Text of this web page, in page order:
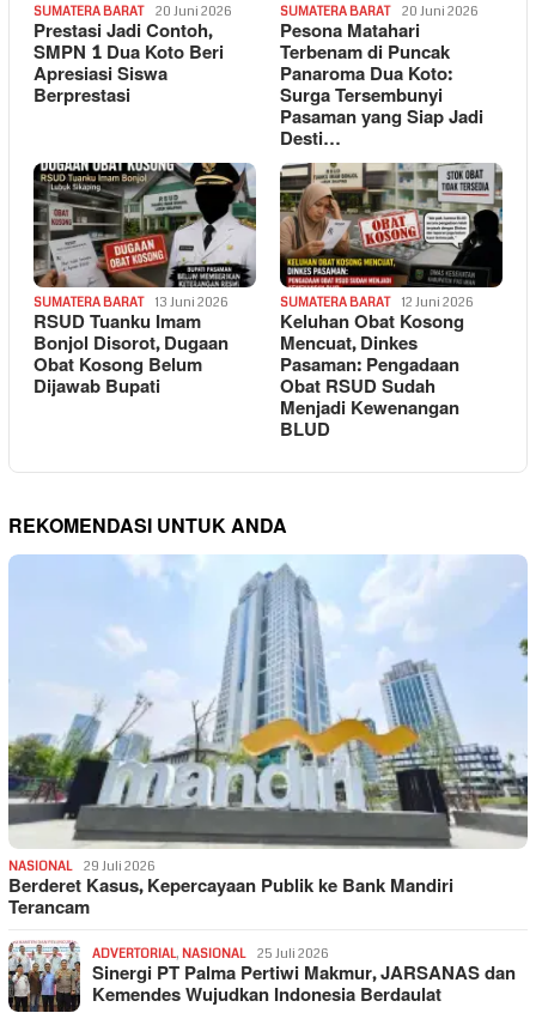
SUMATERA BARAT 20 Juni 2026
Prestasi Jadi Contoh,
SMPN 1 Dua Koto Beri
Apresiasi Siswa
Berprestasi
SUMATERA BARAT 20 Juni 2026
Pesona Matahari
Terbenam di Puncak
Panaroma Dua Koto:
Surga Tersembunyi
Pasaman yang Siap Jadi
Desti…
SUMATERA BARAT 13 Juni 2026
RSUD Tuanku Imam
Bonjol Disorot, Dugaan
Obat Kosong Belum
Dijawab Bupati
SUMATERA BARAT 12 Juni 2026
Keluhan Obat Kosong
Mencuat, Dinkes
Pasaman: Pengadaan
Obat RSUD Sudah
Menjadi Kewenangan
BLUD
REKOMENDASI UNTUK ANDA
NASIONAL 29 Juli 2026
Berderet Kasus, Kepercayaan Publik ke Bank Mandiri
Terancam
ADVERTORIAL, NASIONAL 25 Juli 2026
Sinergi PT Palma Pertiwi Makmur, JARSANAS dan
Kemendes Wujudkan Indonesia Berdaulat